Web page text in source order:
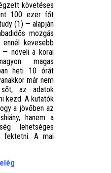
követéses
100 ezer főt
(1) — alapján
mozgás
kevesebb
— növeli a korai
magas
heti 10 órát
már nem
sőt, az adatok
kezd. A kutatók
a jövőben az
hanem a
lehetséges
fektetni. A mai